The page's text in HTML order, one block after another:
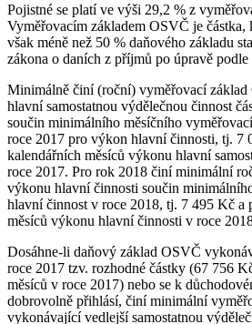
Pojistné se platí ve výši 29,2 % z
Vyměřovacím základem OSVČ je
však méně než 50 % daňového základu
zákona o daních z příjmů po úpravě podle
Minimálně činí (roční) vyměřovací
hlavní samostatnou výdělečnou činnost
součin minimálního měsíčního
roce 2017 pro výkon hlavní činnosti, tj. 7
kalendářních měsíců výkonu hlavní
roce 2017. Pro rok 2018 činí minimální
výkonu hlavní činnosti součin
hlavní činnost v roce 2018, tj. 7 495 Kč a
měsíců výkonu hlavní činnosti v roce
Dosáhne-li daňový základ OSVČ
roce 2017 tzv. rozhodné částky (67 756
měsíců v roce 2017) nebo se k
dobrovolně přihlásí, činí minimální
vykonávající vedlejší samostatnou